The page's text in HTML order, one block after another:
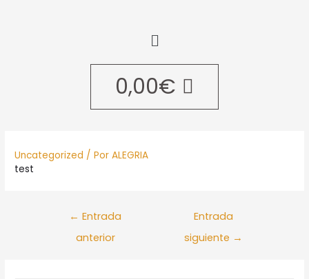
0,00€
Uncategorized / PorALEGRIA
test
← Entrada
anterior
Entrada
siguiente →